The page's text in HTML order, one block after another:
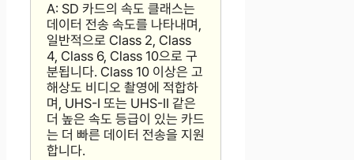
A: SD 카드의 속도 클래스는
데이터 전송 속도를 나타내며,
일반적으로 Class 2, Class
4, Class 6, Class 10으로 구
분됩니다. Class 10 이상은 고
해상도 비디오 촬영에 적합하
며, UHS-I 또는 UHS-II 같은
더 높은 속도 등급이 있는 카드
는 더 빠른 데이터 전송을 지원
합니다.